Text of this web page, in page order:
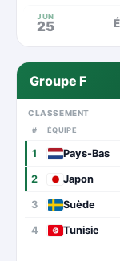
JUN
25
Groupe F
CLASSEMENT
# ÉQUIPE
1 Pays-Bas
2 Japon
3 Suède
4 Tunisie